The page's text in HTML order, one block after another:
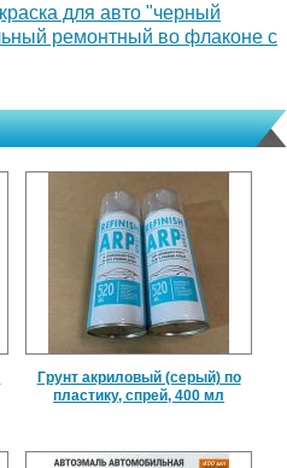
для авто "черный
ремонтный во флаконе с
Грунт акриловый (серый) по
пластику, спрей, 400 мл